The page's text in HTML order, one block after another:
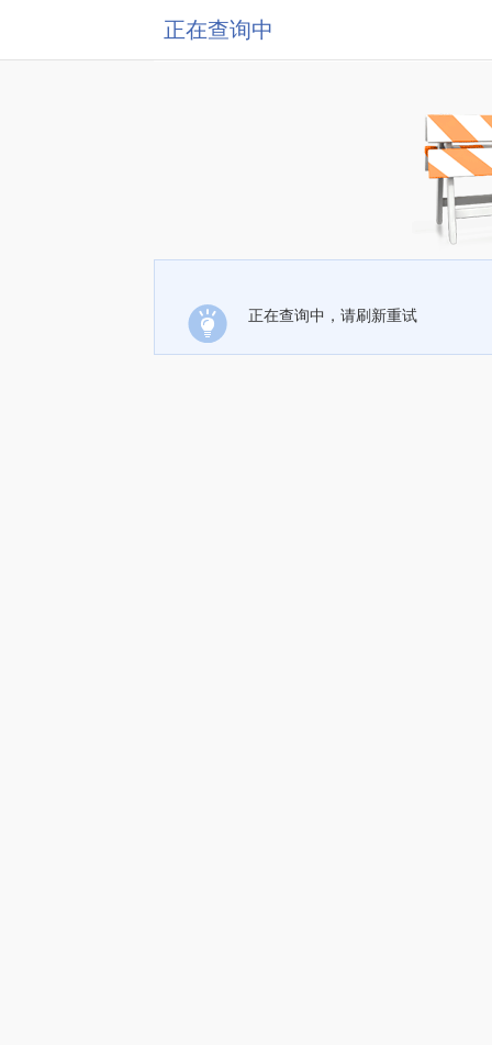
正在查询中
正在查询中，请刷新重试